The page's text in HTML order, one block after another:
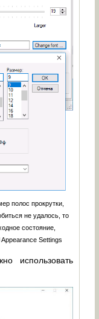
полос прокрутки,
не удалось, то
состояние,
Settings
использовать